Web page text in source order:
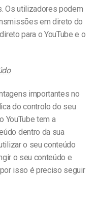
Os utilizadores podem
em direto do
para o YouTube e o
importantes no
do controlo do seu
YouTube tem a
dentro da sua
o seu conteúdo
o seu conteúdo e
isso é preciso seguir